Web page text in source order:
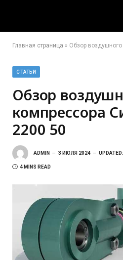
Главная страница » Обзор воздушного
СТАТЬИ
Обзор
компрессора
2200 50
ADMIN 3 ИЮЛЯ 2024 UPDATED:
4 MINS READ